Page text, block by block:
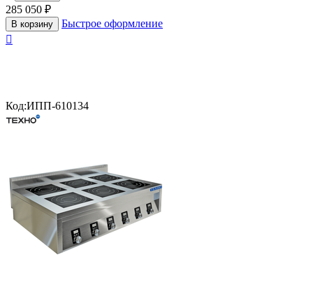
285 050 ₽
В корзину
Быстрое оформление

Код:ИПП-610134